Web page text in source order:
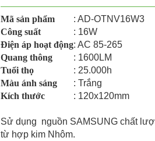
Mã sản phẩm
: AD-OTNV16W3
Công suất
: 16W
Điện áp hoạt động: AC 85-265
Quang thông
: 1600LM
Tuổi thọ
: 25.000h
Màu ánh sáng
: Trắng
Kích thước
: 120x120mm
Sử dụng nguồn SAMSUNG chất
từ hợp kim Nhôm.